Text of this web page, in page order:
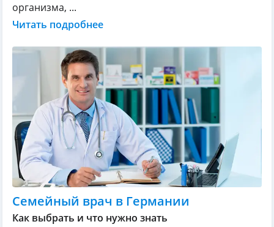
организма, ...
Читать подробнее
Семейный врач в Германии
Как выбрать и что нужно знать